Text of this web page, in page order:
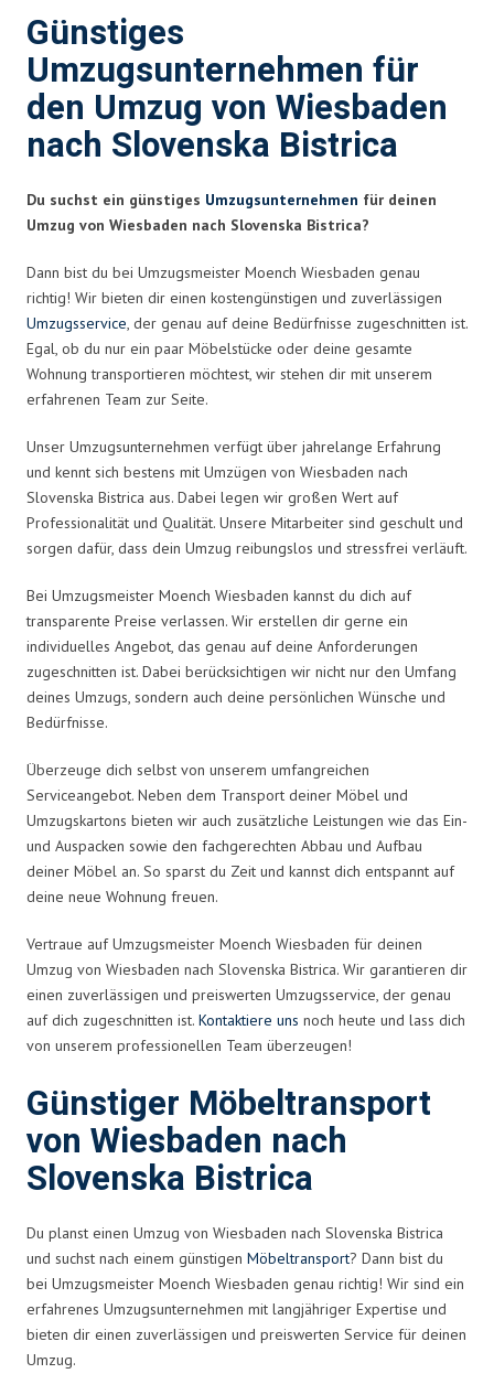
Günstiges
Umzugsunternehmen für
den Umzug von Wiesbaden
nach Slovenska Bistrica
Du suchst ein günstiges Umzugsunternehmen für deinen
Umzug von Wiesbaden nach Slovenska Bistrica?
Dann bist du bei Umzugsmeister Moench Wiesbaden genau
richtig! Wir bieten dir einen kostengünstigen und zuverlässigen
Umzugsservice, der genau auf deine Bedürfnisse zugeschnitten ist.
Egal, ob du nur ein paar Möbelstücke oder deine gesamte
Wohnung transportieren möchtest, wir stehen dir mit unserem
erfahrenen Team zur Seite.
Unser Umzugsunternehmen verfügt über jahrelange Erfahrung
und kennt sich bestens mit Umzügen von Wiesbaden nach
Slovenska Bistrica aus. Dabei legen wir großen Wert auf
Professionalität und Qualität. Unsere Mitarbeiter sind geschult und
sorgen dafür, dass dein Umzug reibungslos und stressfrei verläuft.
Bei Umzugsmeister Moench Wiesbaden kannst du dich auf
transparente Preise verlassen. Wir erstellen dir gerne ein
individuelles Angebot, das genau auf deine Anforderungen
zugeschnitten ist. Dabei berücksichtigen wir nicht nur den Umfang
deines Umzugs, sondern auch deine persönlichen Wünsche und
Bedürfnisse.
Überzeuge dich selbst von unserem umfangreichen
Serviceangebot. Neben dem Transport deiner Möbel und
Umzugskartons bieten wir auch zusätzliche Leistungen wie das Ein-
und Auspacken sowie den fachgerechten Abbau und Aufbau
deiner Möbel an. So sparst du Zeit und kannst dich entspannt auf
deine neue Wohnung freuen.
Vertraue auf Umzugsmeister Moench Wiesbaden für deinen
Umzug von Wiesbaden nach Slovenska Bistrica. Wir garantieren dir
einen zuverlässigen und preiswerten Umzugsservice, der genau
auf dich zugeschnitten ist. Kontaktiere uns noch heute und lass dich
von unserem professionellen Team überzeugen!
Günstiger Möbeltransport
von Wiesbaden nach
Slovenska Bistrica
Du planst einen Umzug von Wiesbaden nach Slovenska Bistrica
und suchst nach einem günstigen Möbeltransport? Dann bist du
bei Umzugsmeister Moench Wiesbaden genau richtig! Wir sind ein
erfahrenes Umzugsunternehmen mit langjähriger Expertise und
bieten dir einen zuverlässigen und preiswerten Service für deinen
Umzug.